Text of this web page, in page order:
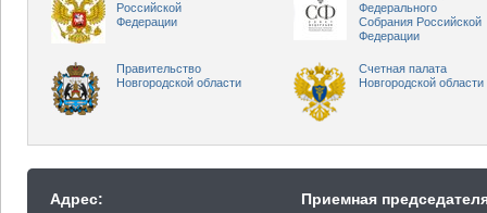
Российской
Федерации
Федерального
Собрания Российской
Федерации
Правительство
Новгородской области
Счетная палата
Новгородской области
Адрес: Приемная